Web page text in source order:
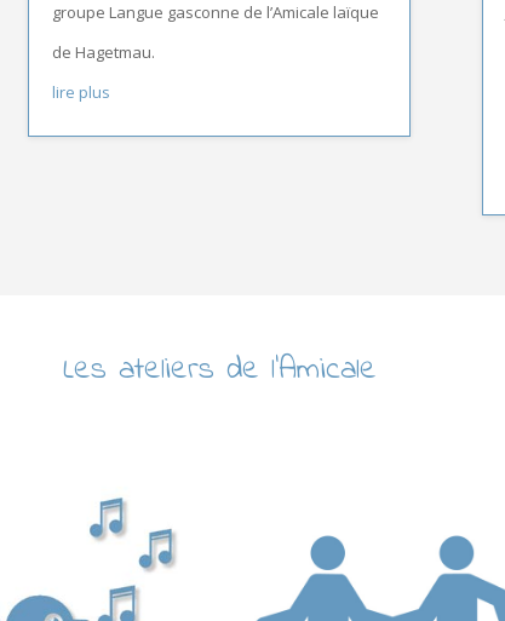
groupe Langue gasconne de l’Amicale laïque
de Hagetmau.
lire plus
Les ateliers de l’Amicale